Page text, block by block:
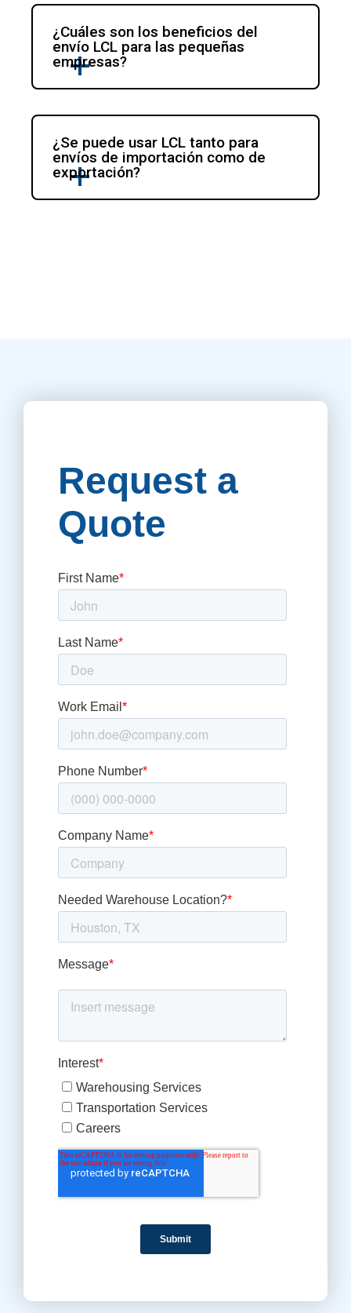
¿Cuáles son los beneficios del
envío LCL para las pequeñas
empresas?
¿Se puede usar LCL tanto para
envíos de importación como de
exportación?